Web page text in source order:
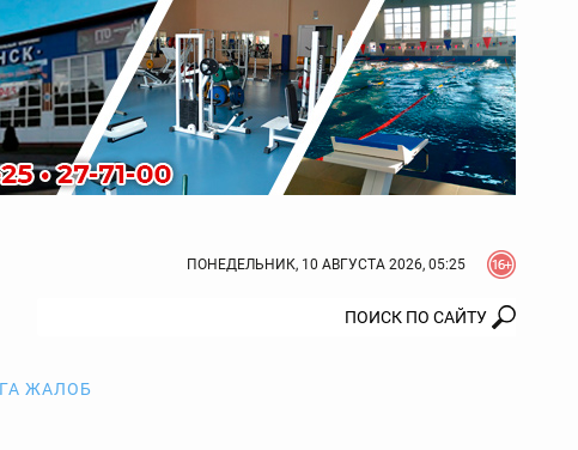
ПОНЕДЕЛЬНИК, 10 АВГУСТА 2026, 05:25
ЖАЛОБ